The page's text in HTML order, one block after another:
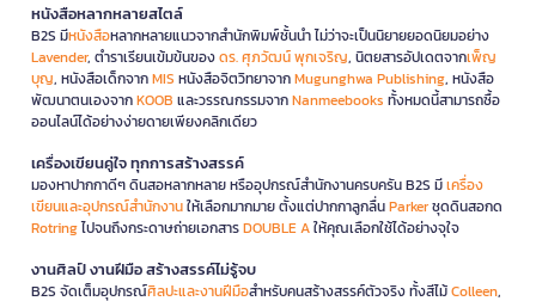
หนังสือหลากหลายสไตล์
B2S มีหนังสือหลากหลายแนวจากสำนักพิมพ์ชั้นนำ ไม่ว่าจะเป็นนิยายยอดนิยมอย่าง
Lavender, ตำราเรียนเข้มข้นของดร. ศุภวัฒน์ พุกเจริญ, นิตยสารอัปเดตจากเพ็ญ
บุญ, หนังสือเด็กจากMIS หนังสือจิตวิทยาจากMugunghwa Publishing, หนังสือ
พัฒนาตนเองจากKOOB และวรรณกรรมจากNanmeebooks ทั้งหมดนี้สามารถซื้อ
ออนไลน์ได้อย่างง่ายดายเพียงคลิกเดียว
เครื่องเขียนคู่ใจ ทุกการสร้างสรรค์
มองหาปากกาดีๆ ดินสอหลากหลาย หรืออุปกรณ์สำนักงานครบครัน B2S มีเครื่อง
เขียนและอุปกรณ์สำนักงานให้เลือกมากมาย ตั้งแต่ปากกาลูกลื่นParkerชุดดินสอกด
Rotringไปจนถึงกระดาษถ่ายเอกสารDOUBLE Aให้คุณเลือกใช้ได้อย่างจุใจ
งานศิลป์ งานฝีมือ สร้างสรรค์ไม่รู้จบ
B2S จัดเต็มอุปกรณ์ศิลปะและงานฝีมือสำหรับคนสร้างสรรค์ตัวจริง ทั้งสีไม้Colleen,